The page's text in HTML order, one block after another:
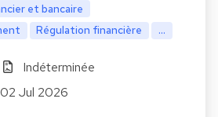
et bancaire
Régulation financière ...
Indéterminée
02 Jul 2026